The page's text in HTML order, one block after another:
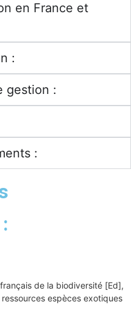
en France et
:
gestion :
:
de la biodiversité [Ed],
espèces exotiques